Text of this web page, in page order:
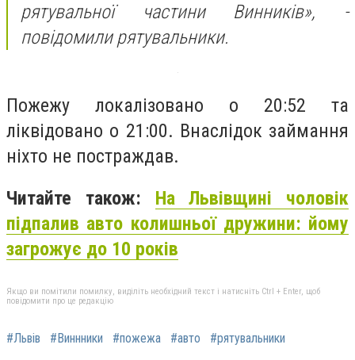
рятувальної частини Винників», -
повідомили рятувальники.
Пожежу локалізовано о 20:52 та
ліквідовано о 21:00. Внаслідок займання
ніхто не постраждав.
Читайте також: На Львівщині чоловік
підпалив авто колишньої дружини: йому
загрожує до 10 років
Якщо ви помітили помилку, виділіть необхідний текст і натисніть Ctrl + Enter, щоб
повідомити про це редакцію
#Львів #Виннники #пожежа #авто #рятувальники